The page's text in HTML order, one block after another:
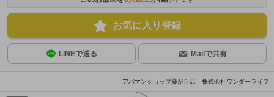
お気に入り登録
LINEで送る Mailで共有
アパマンショップ藤が丘店 株式会社ワンダーライフ